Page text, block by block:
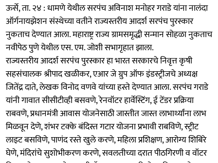
ऊर्से, ता. २४ : धामणे येथील सरपंच अविनाश मनोहर गराडे यांना नालंदा
ऑर्गनायझेशन संस्थेच्या वतीने राज्यस्तरीय आदर्श सरपंच पुरस्कार
नुकताच देण्यात आला. महाराष्ट्र राज्य ग्रामसमृद्धी सन्मान सोहळा नुकताच
नवीपेठ पुणे येथील एस. एम. जोशी सभागृहात झाला.
राज्यस्तरीय आदर्श सरपंच पुरस्कार हा भारत सरकारचे निवृत्त कृषी
सहसंचालक श्रीपाद खळीकर, एआर जे ग्रुप ऑफ इंडस्ट्रीजचे अध्यक्ष
जितेंद्र दाते, लेखक विनोद वणवे यांच्या हस्ते देण्यात आला. सरपंच गराडे
यांनी गावात सीसीटीव्ही बसवणे, रेनवॉटर हार्वेस्टिंग, ई टेंडर प्रक्रिया
राबवणे, प्रधानमंत्री आवास योजनेसाठी जास्तीत जास्त लाभार्थ्यांना लाभ
मिळवून देणे, शंभर टक्के बंदिस्त गटार योजना प्रभावी राबविणे, स्ट्रीट
लाइट बसविणे, पाणंद रस्ते खुले करणे, महिला प्रशिक्षण, आरोग्य शिबिरे
घेणे, मंदिरांचे सुशोभीकरण करणे, सवलतीच्या दरात पीठगिरणी व वॉटर